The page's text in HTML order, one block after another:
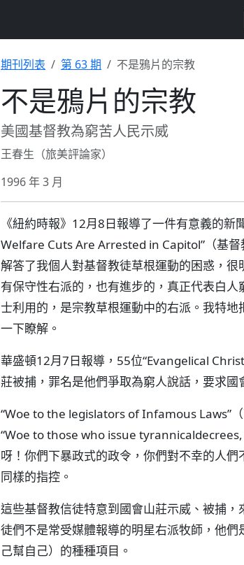
期刊列表 第 63 期 不是鴉片的宗教
不是鴉片的宗教
美國基督教為窮苦人民示威
王春生（旅美評論家）
1996 年 3 月
《紐約時報》12月8日報導了一件有意義的
Welfare Cuts Are Arrested in Capitol”（基
解答了我個人對基督教徒草根運動的困惑，
有保守性右派的，也有進步的，真正代表白
士利用的，是宗教草根運動中的右派。我特
一下瞭解。
華盛頓12月7日報導，55位“Evangelical
莊被捕，罪名是他們爭取為窮人說話，要求
“Woe to the legislators of Infamous Laws”
“Woe to those who issue
呀！你們下暴政式的政令，你們對不幸的人
同樣的指控。
這些基督教信徒特意到國會山莊示威、被捕
徒們不是常受媒體報導的明星右派牧師，他
己幫自己）的種種項目。